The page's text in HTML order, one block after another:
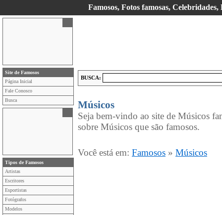
Famosos, Fotos famosas,
Site de Famosos
Página Inicial
Fale Conosco
Busca
Tipos de Famosos
Artistas
Escritores
Esportistas
Fotógrafos
Modelos
BUSCA:
Músicos
Seja bem-vindo ao site de Músicos
sobre Músicos que são famosos.
Você está em: Famosos » Músicos